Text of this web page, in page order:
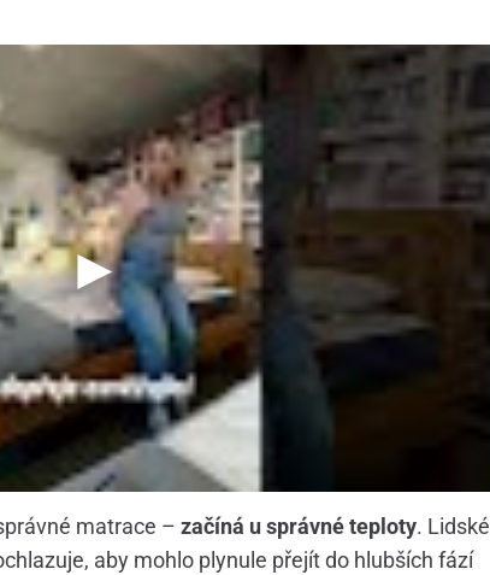
matrace – začíná u správné teploty. Lidské
aby mohlo plynule přejít do hlubších fází